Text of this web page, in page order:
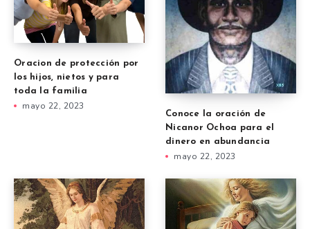
Oracion de protección por
los hijos, nietos y para
toda la familia
mayo 22, 2023
Conoce la oración de
Nicanor Ochoa para el
dinero en abundancia
mayo 22, 2023